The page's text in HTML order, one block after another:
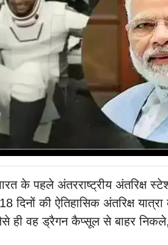
के पहले अंतरराष्ट्रीय अंतरिक्ष
की ऐतिहासिक अंतरिक्ष यात्रा
ही वह ड्रैगन कैप्सूल से बाहर